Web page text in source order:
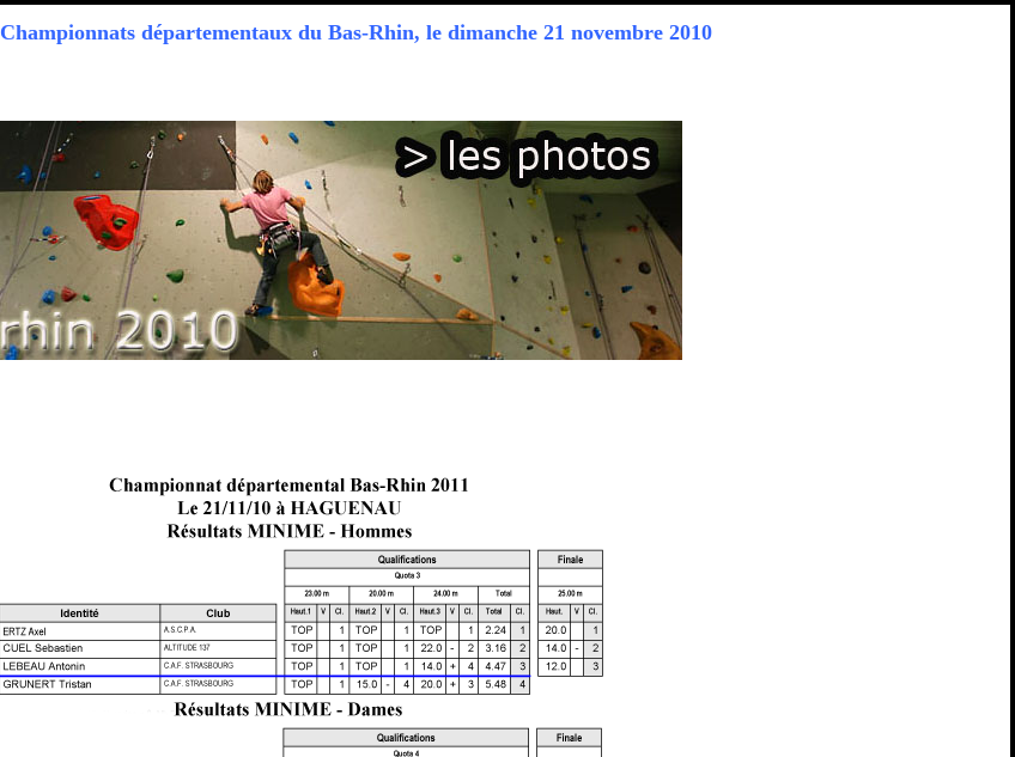
Championnats départementaux du Bas-Rhin, le dimanche 21 novembre 2010